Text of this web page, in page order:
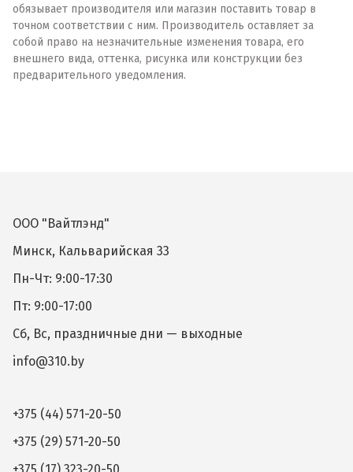
обязывает производителя или магазин поставить товар в
точном соответствии с ним. Производитель оставляет за
собой право на незначительные изменения товара, его
внешнего вида, оттенка, рисунка или конструкции без
предварительного уведомления.
ООО "Вайтлэнд"
Минск, Кальварийская 33
Пн-Чт: 9:00-17:30
Пт: 9:00-17:00
Сб, Вс, праздничные дни — выходные
info@310.by
+375 (44) 571-20-50
+375 (29) 571-20-50